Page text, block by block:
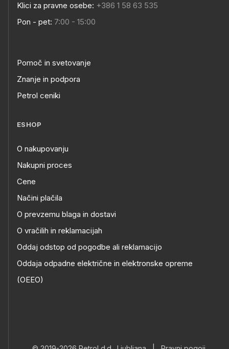
Klici za pravne osebe: +386 1 58 63 535
Pon - pet: 7:00 - 15:00
Pomoč in svetovanje
Znanje in podpora
Petrol ceniki
ESHOP
O nakupovanju
Nakupni proces
Cene
Načini plačila
O prevzemu blaga in dostavi
O vračilih in reklamacijah
Oddaj odstop od pogodbe ali reklamacijo
Oddaja odpadne električne in elektronske opreme
(OEEO)